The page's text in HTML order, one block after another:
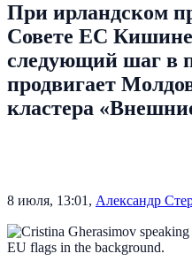
При ирландском
Совете ЕС
следующий шаг в
продвигает
кластера
8 июля, 13:01 , Александр